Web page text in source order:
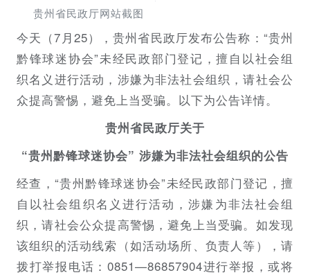
贵州省民政厅网站截图
今天（7月25），贵州省民政厅发布公告称： “贵州
黔锋球迷协会”未经民政部门登记，擅自以社会组
织名义进行活动，涉嫌为非法社会组织，请社会公
众提高警惕，避免上当受骗。以下为公告详情。
贵州省民政厅关于
“贵州黔锋球迷协会” 涉嫌为非法社会组织的公告
经查，“贵州黔锋球迷协会”未经民政部门登记，擅
自以社会组织名义进行活动，涉嫌为非法社会组
织，请社会公众提高警惕，避免上当受骗。如发现
该组织的活动线索（如活动场所、负责人等），请
拨打举报电话：0851—86857904进行举报，或将